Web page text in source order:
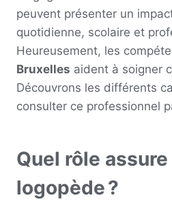
peuvent présenter un
quotidienne, scolaire et
Heureusement, les
Bruxelles aident à soigner
Découvrons les différents
consulter ce professionnel
Quel rôle assure
logopède ?